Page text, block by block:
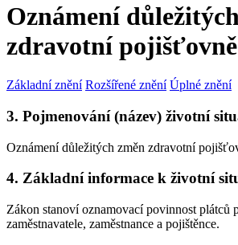
Oznámení
zdravotní pojišťovně
Základní znění Rozšířené znění Úplné znění
3. Pojmenování (název) životní
Oznámení důležitých změn zdravotní
4. Základní informace k životní
Zákon stanoví oznamovací povinnost plátců
zaměstnavatele, zaměstnance a pojištěnce.